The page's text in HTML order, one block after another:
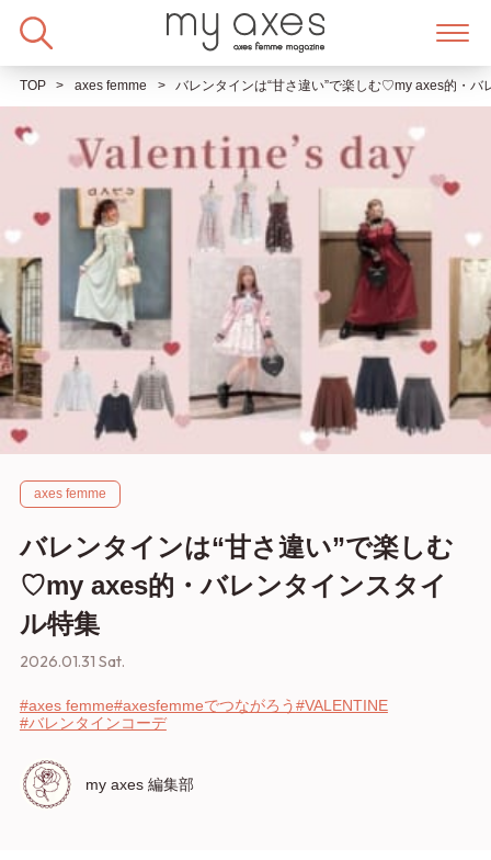
TOP axes femme バレンタインは“甘さ違い”で楽しむ♡my axes的・バ
axes femme
バレンタインは“甘さ違い”で楽しむ
♡my axes的・バレンタインスタイ
ル特集
2026.01.31 Sat.
#axes femme#axesfemmeでつながろう#VALENTINE
#バレンタインコーデ
my axes 編集部